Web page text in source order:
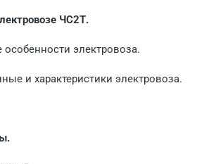
ЧС2Т.
электровоза.
и характеристики электровоза.